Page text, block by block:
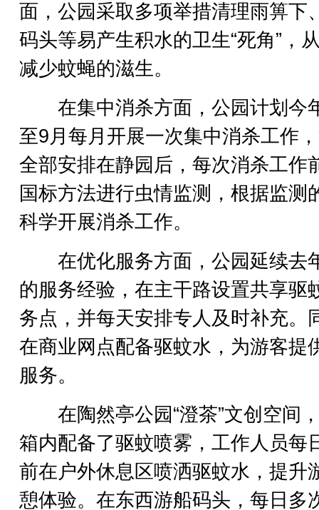
面，公园采取多项举措清理雨箅下
码头等易产生积水的卫生“死角”，
减少蚊蝇的滋生。
在集中消杀方面，公园计划今
至9月每月开展一次集中消杀工作
全部安排在静园后，每次消杀工作
国标方法进行虫情监测，根据监测
科学开展消杀工作。
在优化服务方面，公园延续去
的服务经验，在主干路设置共享驱
务点，并每天安排专人及时补充。
在商业网点配备驱蚊水，为游客提
服务。
在陶然亭公园“澄茶”文创空间
箱内配备了驱蚊喷雾，工作人员每
前在户外休息区喷洒驱蚊水，提升
憩体验。在东西游船码头，每日多